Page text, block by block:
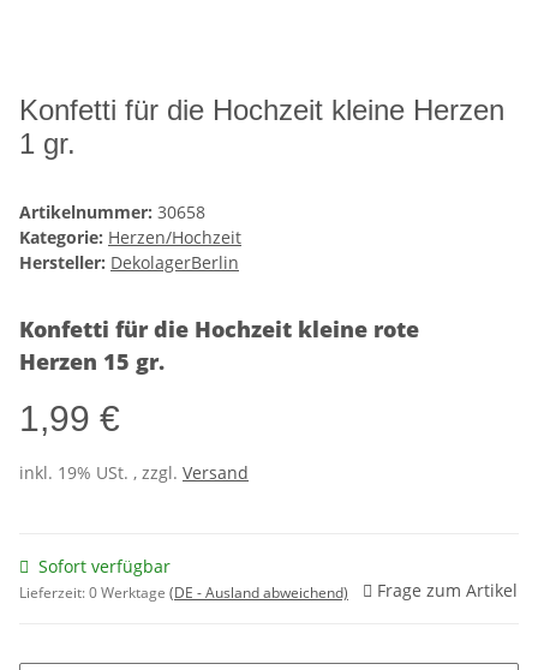
Konfetti für die Hochzeit kleine Herzen
1 gr.
Artikelnummer: 30658
Kategorie: Herzen/Hochzeit
Hersteller: DekolagerBerlin
Konfetti für die Hochzeit kleine rote
Herzen 15 gr.
1,99 €
inkl. 19% USt. , zzgl. Versand
Sofort verfügbar
Lieferzeit:0 Werktage (DE - Ausland abweichend) Frage zum Artikel